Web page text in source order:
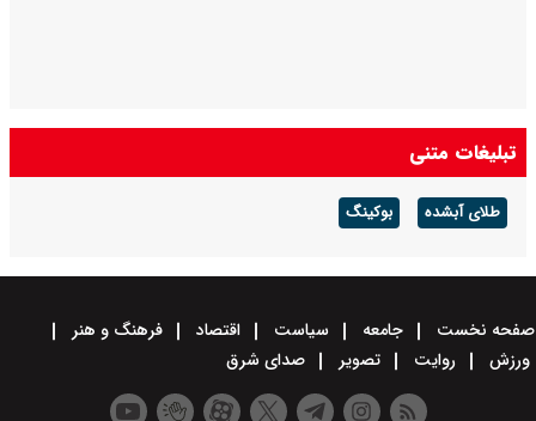
تبلیغات متنی
طلای آبشده بوکینگ
صفحه نخست جامعه سیاست اقتصاد
فرهنگ و هنر
ورزش
روایت تصویر صدای شرق